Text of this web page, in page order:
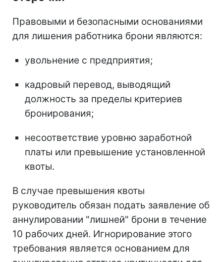
Правовыми и безопасными основаниями
для лишения работника брони являются:
увольнение с предприятия;
кадровый перевод, выводящий
должность за пределы критериев
бронирования;
несоответствие уровню заработной
платы или превышение установленной
квоты.
В случае превышения квоты
руководитель обязан подать заявление об
аннулировании "лишней" брони в течение
10 рабочих дней. Игнорирование этого
требования является основанием для